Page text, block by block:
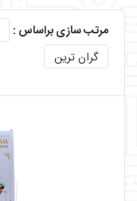
مرتب سازی براساس :
گران ترین